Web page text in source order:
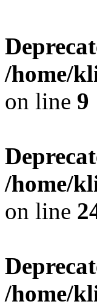
/home/
on line 9
/home/
on line
/home/